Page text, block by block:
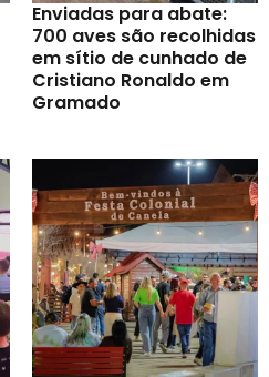
Enviadas para abate:
700 aves são recolhidas
em sítio de cunhado de
Cristiano Ronaldo em
Gramado